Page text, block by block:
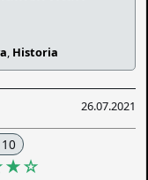
, Historia
26.07.2021
☆